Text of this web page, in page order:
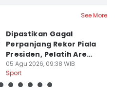
See More
Dipastikan Gagal
Perpanjang Rekor Piala
Presiden, Pelatih Arema
Kecewa
05 Agu 2026, 09:38 WIB
Sport